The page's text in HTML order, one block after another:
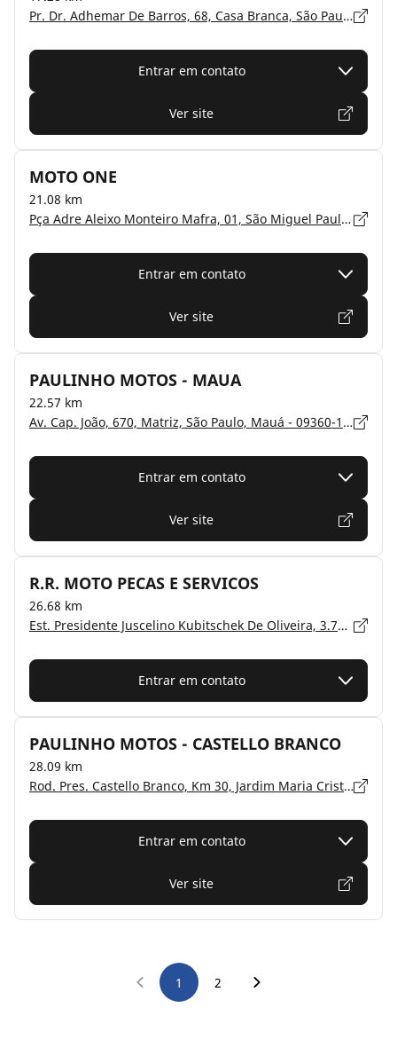
Pr. Dr. Adhemar De Barros, 68, Casa Branca, São Paulo, Santo André - 09020-020
Entrar em contato
Ver site
MOTO ONE
21.08 km
Pça Adre Aleixo Monteiro Mafra, 01, São Miguel Paulista, São Paulo, São Paulo - 08011-010
Entrar em contato
Ver site
PAULINHO MOTOS - MAUA
22.57 km
Av. Cap. João, 670, Matriz, São Paulo, Mauá - 09360-120
Entrar em contato
Ver site
R.R. MOTO PECAS E SERVICOS
26.68 km
Est. Presidente Juscelino Kubitschek De Oliveira, 3.757, Jardim Albertina, São Paulo, São Paulo - 07252-000
Entrar em contato
PAULINHO MOTOS - CASTELLO BRANCO
28.09 km
Rod. Pres. Castello Branco, Km 30, Jardim Maria Cristina, São Paulo, São Paulo - 06421-300
Entrar em contato
Ver site
1 2